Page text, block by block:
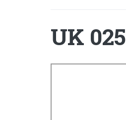
UK 025